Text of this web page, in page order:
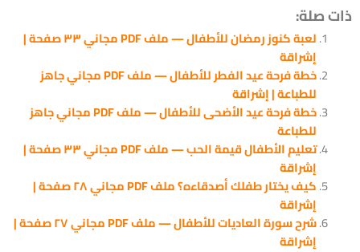
ذات صلة:
لعبة كنوز رمضان للأطفال — ملف PDF مجاني ٣٣ صفحة |
إشراقة
خطة فرحة عيد الفطر للأطفال — ملف PDF مجاني جاهز
للطباعة | إشراقة
خطة فرحة عيد الأضحى للأطفال — ملف PDF مجاني جاهز
للطباعة
تعليم الأطفال قيمة الحب — ملف PDF مجاني ٣٣ صفحة |
إشراقة
كيف يختار طفلك أصدقاءه؟ ملف PDF مجاني ٢٨ صفحة |
إشراقة
شرح سورة العاديات للأطفال — ملف PDF مجاني ٢٧ صفحة |
إشراقة